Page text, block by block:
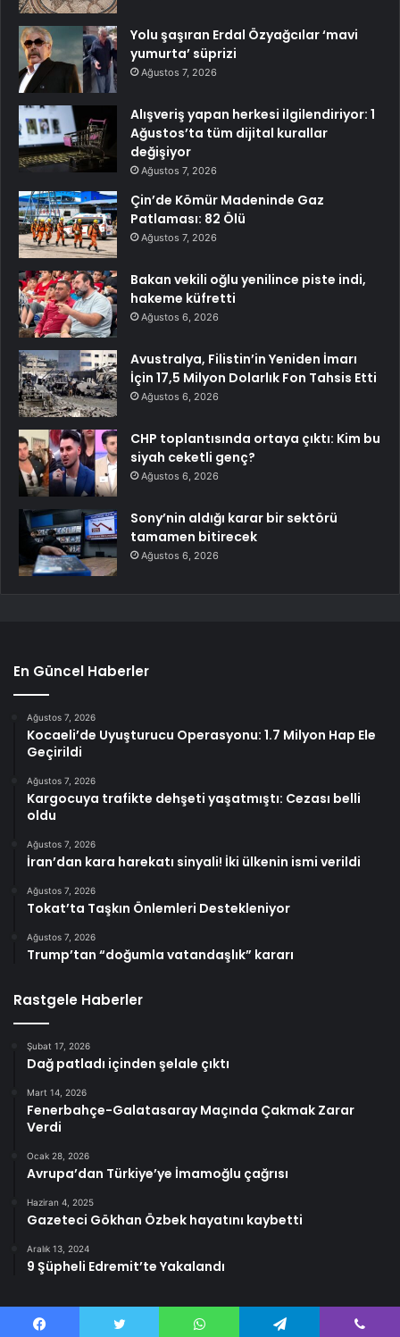
Yolu şaşıran Erdal Özyağcılar ‘mavi
yumurta’ süprizi
Ağustos 7, 2026
Alışveriş yapan herkesi ilgilendiriyor: 1
Ağustos’ta tüm dijital kurallar
değişiyor
Ağustos 7, 2026
Çin’de Kömür Madeninde Gaz
Patlaması: 82 Ölü
Ağustos 7, 2026
Bakan vekili oğlu yenilince piste indi,
hakeme küfretti
Ağustos 6, 2026
Avustralya, Filistin’in Yeniden İmarı
İçin 17,5 Milyon Dolarlık Fon Tahsis Etti
Ağustos 6, 2026
CHP toplantısında ortaya çıktı: Kim bu
siyah ceketli genç?
Ağustos 6, 2026
Sony’nin aldığı karar bir sektörü
tamamen bitirecek
Ağustos 6, 2026
En Güncel Haberler
Ağustos 7, 2026
Kocaeli’de Uyuşturucu Operasyonu: 1.7 Milyon Hap Ele
Geçirildi
Ağustos 7, 2026
Kargocuya trafikte dehşeti yaşatmıştı: Cezası belli
oldu
Ağustos 7, 2026
İran’dan kara harekatı sinyali! İki ülkenin ismi verildi
Ağustos 7, 2026
Tokat’ta Taşkın Önlemleri Destekleniyor
Ağustos 7, 2026
Trump’tan “doğumla vatandaşlık” kararı
Rastgele Haberler
Şubat 17, 2026
Dağ patladı içinden şelale çıktı
Mart 14, 2026
Fenerbahçe-Galatasaray Maçında Çakmak Zarar
Verdi
Ocak 28, 2026
Avrupa’dan Türkiye’ye İmamoğlu çağrısı
Haziran 4, 2025
Gazeteci Gökhan Özbek hayatını kaybetti
Aralık 13, 2024
9 Şüpheli Edremit’te Yakalandı